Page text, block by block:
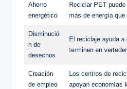
Ahorro ​
energético
Reciclar ​PET
más⁤ de energía que
Disminució
n de
desechos
El⁣ reciclaje⁣ ayuda
terminen⁣ en
Creación
de empleo
Los centros de
apoyan economías⁣